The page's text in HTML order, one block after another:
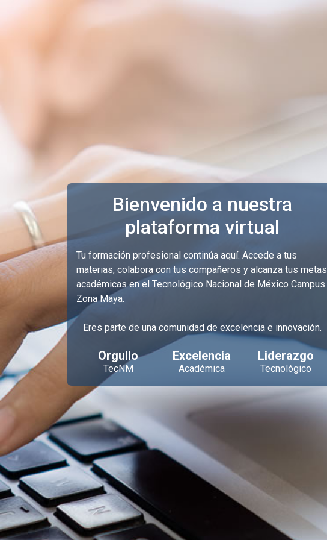
Bienvenido a nuestra
plataforma virtual
Tu formación profesional continúa aquí. Accede a tus
materias, colabora con tus compañeros y alcanza tus metas
académicas en el Tecnológico Nacional de México Campus
Zona Maya.
Eres parte de una comunidad de excelencia e innovación.
Orgullo
TecNM
Excelencia
Académica
Liderazgo
Tecnológico